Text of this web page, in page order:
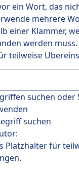
ein Wort, das
mehrere
einer Klammer,
werden
teilweise
suchen oder
suchen
Platzhalter für